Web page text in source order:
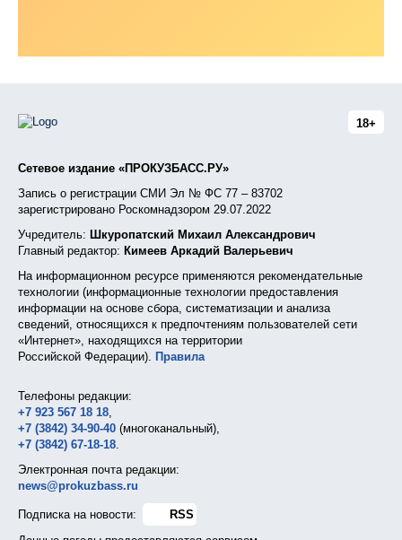
18+
Сетевое издание «ПРОКУЗБАСС.РУ»
Запись о регистрации СМИ Эл № ФС 77 – 83702
зарегистрировано Роскомнадзором 29.07.2022
Учредитель: Шкуропатский Михаил Александрович
Главный редактор: Кимеев Аркадий Валерьевич
На информационном ресурсе применяются рекомендательные
технологии (информационные технологии предоставления
информации на основе сбора, систематизации и анализа
сведений, относящихся к предпочтениям пользователей сети
«Интернет», находящихся на территории
Российской Федерации). Правила
Телефоны редакции:
+7 923 567 18 18,
+7 (3842) 34-90-40 (многоканальный),
+7 (3842) 67-18-18.
Электронная почта редакции:
news@prokuzbass.ru
Подписка на новости:
RSS